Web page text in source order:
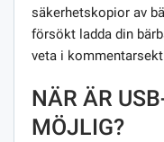
säkerhetskopior av
försökt ladda din
veta i
NÄR ÄR
MÖJLIG?